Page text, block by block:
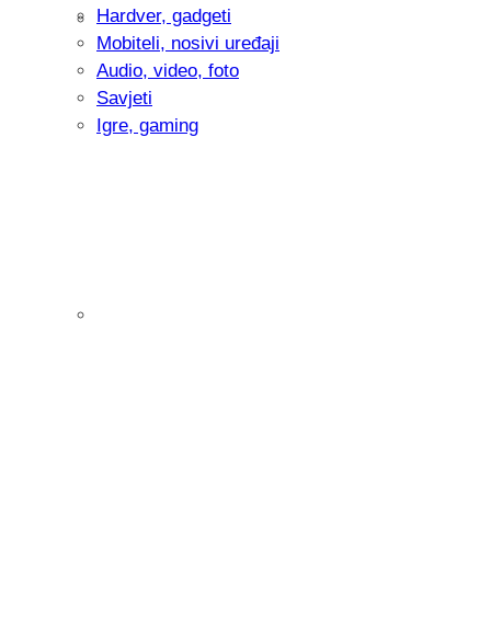
Intervju: Goran Jović, fotograf -
Hardver, gadgeti
Mobiteli, nosivi uređaji
Audio, video, foto
Savjeti
Igre, gaming